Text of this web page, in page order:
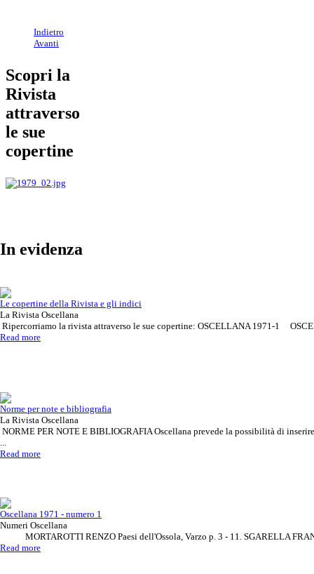
Rivista Oscellana
contattaci!
Indietro
Avanti
Scopri la
Rivista
attraverso
le sue
copertine
In evidenza
Le copertine della Rivista e gli indici
La Rivista Oscellana
Ripercorriamo la rivista attraverso le sue copertine: OSCELLANA 1971-1
Read more
Norme per note e bibliografia
La Rivista Oscellana
NORME PER NOTE E BIBLIOGRAFIA Oscellana prevede la possibilità di
Read more
Oscellana 1971 - numero 1
Numeri Oscellana
MORTAROTTI RENZO Paesi dell'Ossola, Varzo p. 3 - 11. SGARELLA
Read more